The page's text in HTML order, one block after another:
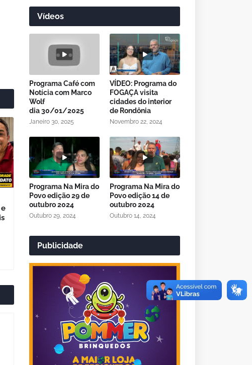
Vídeos
Programa Café com
Notícia com Marco
Wolf
dia 30/01/2025
Janeiro 30, 2025
VÍDEO: Programa do
FOGAÇA visita
cidades do interior
de Rondônia
Novembro 22, 2024
Programa Na Mira do
Povo edição 29 de
outubro 2024
Outubro 29, 2024
Programa Na Mira do
Povo edição 14 de
outubro 2024
Outubro 14, 2024
Publicidade